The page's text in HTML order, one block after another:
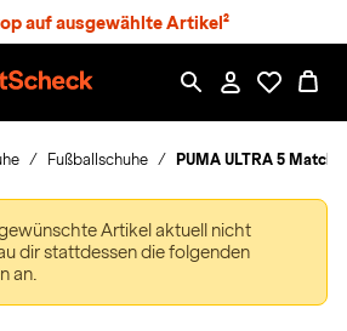
auf ausgewählte Artikel²
Fußballschuhe PUMA ULTRA 5
gewünschte Artikel aktuell nicht
dir stattdessen die folgenden
an.